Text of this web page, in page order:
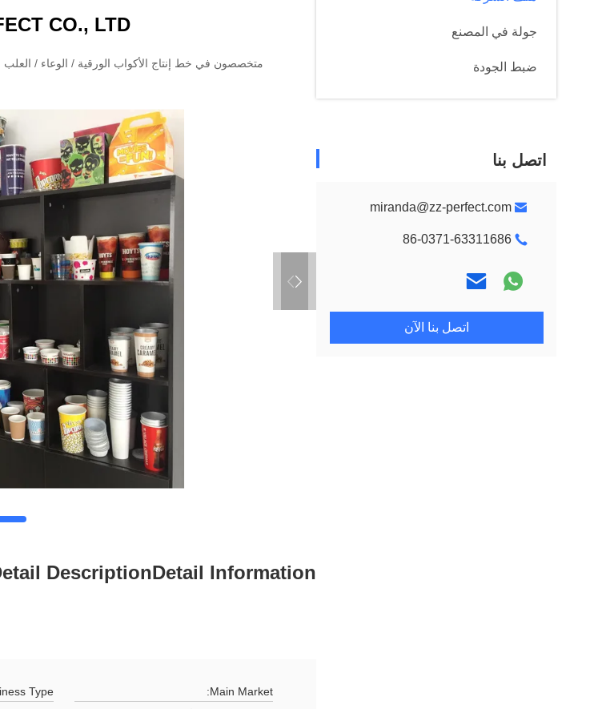
جولة في المصنع
ضبط الجودة
اتصل بنا
miranda@zz-perfect.com
86-0371-63311686
اتصل بنا الآن
CO., LTD.
متخصصون في خط إنتاج الأكواب الورقية / الوعاء / العلب
Detail Information
Description
Main Market:
Type: